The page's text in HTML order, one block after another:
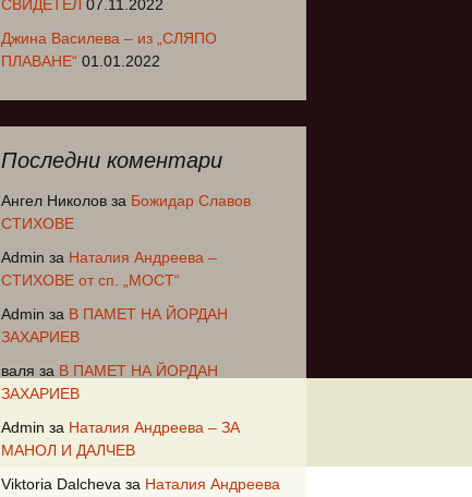
СВИДЕТЕЛ 07.11.2022
Джина Василева – из „СЛЯПО
ПЛАВАНЕ“ 01.01.2022
Последни коментари
Ангел Николов за Божидар Славов
СТИХОВЕ
Admin за Наталия Андреева –
СТИХОВЕ от сп. „МОСТ“
Admin за В ПАМЕТ НА ЙОРДАН
ЗАХАРИЕВ
валя за В ПАМЕТ НА ЙОРДАН
ЗАХАРИЕВ
Admin за Наталия Андреева – ЗА
МАНОЛ И ДАЛЧЕВ
Viktoria Dalcheva за Наталия Андреева